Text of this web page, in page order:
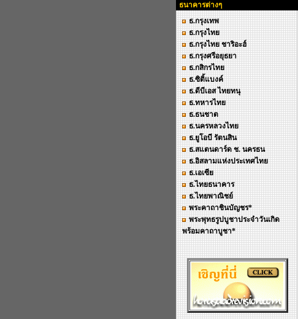
ธนาคารต่างๆ
ธ.กรุงเทพ
ธ.กรุงไทย
ธ.กรุงไทย ชาริอะฮ์
ธ.กรุงศรีอยุธยา
ธ.กสิกรไทย
ธ.ซิติ้แบงค์
ธ.ดีบีเอส ไทยทนุ
ธ.ทหารไทย
ธ.ธนชาต
ธ.นครหลวงไทย
ธ.ยูโอบี รัตนสิน
ธ.สแตนดาร์ด ช. นครธน
ธ.อิสลามแห่งประเทศไทย
ธ.เอเซีย
ธ.ไทยธนาคาร
ธ.ไทยพาณิชย์
พระคาถาชินบัญชร*
พระพุทธรูปบูชาประจำวันเกิด
พร้อมคาถาบูชา*